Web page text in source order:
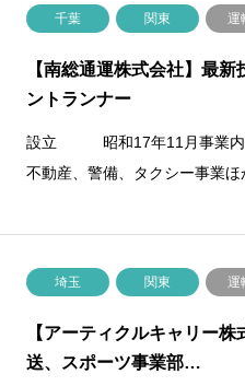
千葉 関東 運
【南総通運株式会社】最
ントランナー
設立 昭和17年11月事業内容
不動産、警備、タクシー事
埼玉 関東 運
【アーティクルキャリー
送、スポーツ事業部…